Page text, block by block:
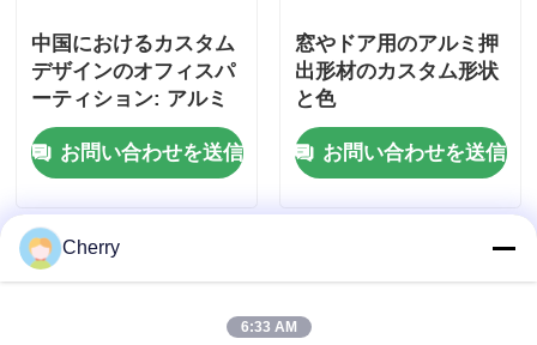
中国におけるカスタム
デザインのオフィスパ
ーティション: アルミ
プロファイル付きの挤
出ガラスパーティショ
ン.
お問い合わせを送信
窓やドア用のアルミ押
出形材のカスタム形状
と色
お問い合わせを送信
Cherry
6:33 AM